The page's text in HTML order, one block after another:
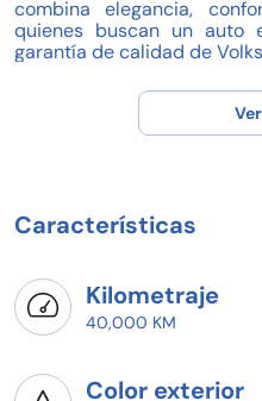
combina elegancia,
quienes buscan un auto
garantía de calidad de
Características destacadas:
- Combustible: Gasolina
- Servicios de agencia
Beneficios exclusivos de
- Todos los servicios
Características
Kilometraje
40,000 KM
Color exterior